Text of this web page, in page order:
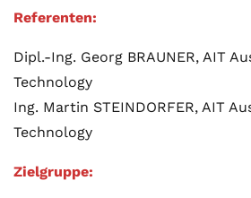
Referenten:
Dipl.-Ing. Georg BRAUNER, AIT
Technology
Ing. Martin STEINDORFER, AIT
Technology
Zielgruppe: